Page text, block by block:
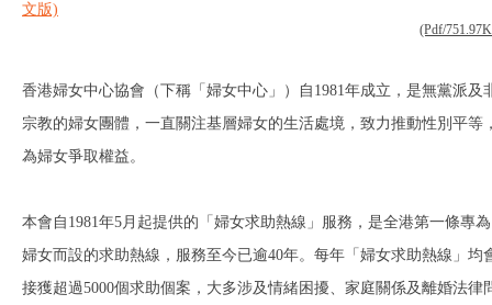
文版)
(Pdf/
香港婦女中心協會（下稱「婦女中心」）自1981年成立，是無黨派及
宗教的婦女團體，一直關注基層婦女的生活處境，致力推動性別平等
為婦女爭取權益。
本會自1981年5月起提供的「婦女求助熱線」服務，是全港第一條專為
婦女而設的求助熱線，服務至今已逾40年。每年「婦女求助熱線」均
接獲超過5000個求助個案，大多涉及情緒困擾、家庭關係及離婚法律